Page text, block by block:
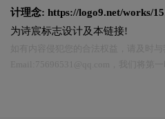
计理念: https://logo9.net/works/
为诗宸标志设计及本链接!